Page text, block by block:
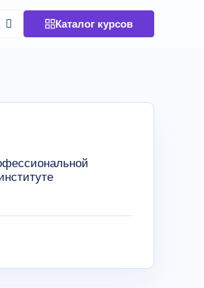
Каталог курсов